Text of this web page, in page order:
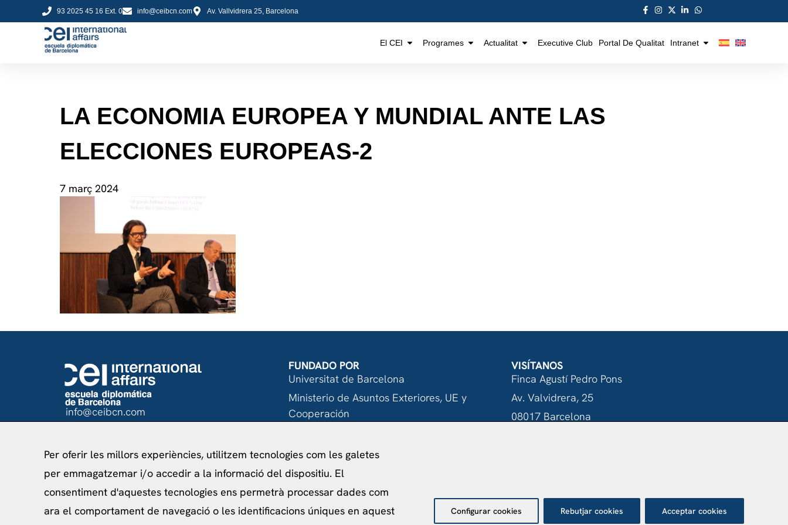
93 2025 45 16 Ext. 0 info@ceibcn.com Av. Vallvidrera 25, Barcelona
El CEI Programes Actualitat Executive Club Portal De Qualitat Intranet
LA ECONOMIA EUROPEA Y MUNDIAL ANTE LAS
ELECCIONES EUROPEAS-2
7 març 2024
info@ceibcn.com
FUNDADO POR
Universitat de Barcelona
Ministerio de Asuntos Exteriores, UE y
Cooperación
VISÍTANOS
Finca Agustí Pedro Pons
Av. Valvidrera, 25
08017 Barcelona
Política de privacitat Avís Legal Política de protecció de dades
Per oferir les millors experiències, utilitzem tecnologies com les galetes
per emmagatzemar i/o accedir a la informació del dispositiu. El
consentiment d'aquestes tecnologies ens permetrà processar dades com
ara el comportament de navegació o les identificacions úniques en aquest
Configurar cookies Rebutjar cookies Acceptar cookies